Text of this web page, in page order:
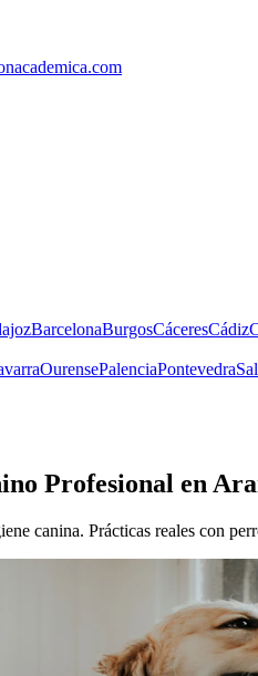
BarcelonaBurgosCáceresCádiz
OurensePalenciaPontevedra
Profesional en
canina. Prácticas reales con